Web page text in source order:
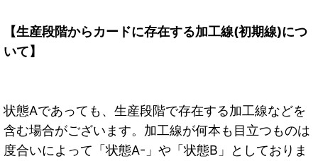
【生産段階からカードに存在する加工線(初期線)につ
いて】
状態Aであっても、生産段階で存在する加工線などを
含む場合がございます。加工線が何本も目立つものは
度合いによって「状態A-」や「状態B」としておりま